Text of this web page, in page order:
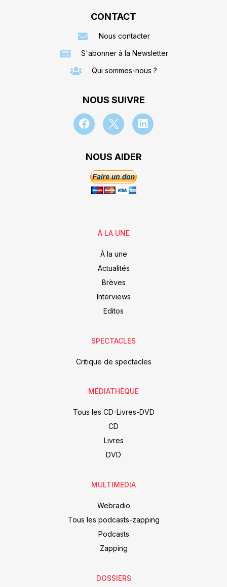
CONTACT
Nous contacter
S'abonner à la Newsletter
Qui sommes-nous ?
NOUS SUIVRE
NOUS AIDER
À LA UNE
À la une
Actualités
Brèves
Interviews
Editos
SPECTACLES
Critique de spectacles
MÉDIATHÈQUE
Tous les CD-Livres-DVD
CD
Livres
DVD
MULTIMEDIA
Webradio
Tous les podcasts-zapping
Podcasts
Zapping
DOSSIERS